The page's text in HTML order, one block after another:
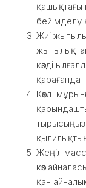
қашықтағы
бейімделу
Жиі
көзді
қарағанда
Көзді
тырысыңыз.
Жеңіл
көз
қан